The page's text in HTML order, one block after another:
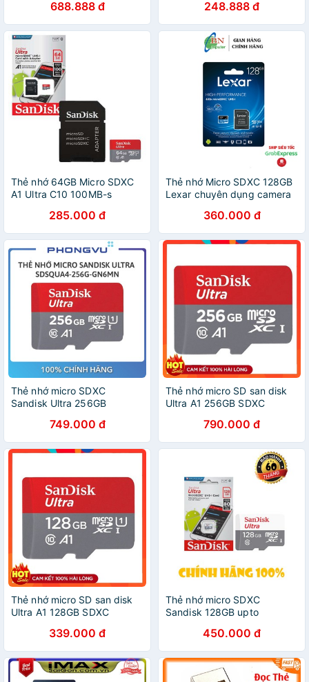
688.888 đ 248.888 đ
Thẻ nhớ 64GB Micro SDXC
A1 Ultra C10 100MB-s
285.000 đ
Thẻ nhớ Micro SDXC 128GB
Lexar chuyên dụng camera
360.000 đ
Thẻ nhớ micro SDXC
Sandisk Ultra 256GB
749.000 đ
Thẻ nhớ micro SD san disk
Ultra A1 256GB SDXC
790.000 đ
Thẻ nhớ micro SD san disk
Ultra A1 128GB SDXC
339.000 đ
Thẻ nhớ micro SDXC
Sandisk 128GB upto
450.000 đ